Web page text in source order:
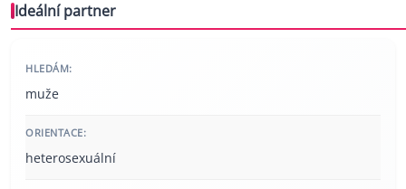
Ideální partner
HLEDÁM:
muže
ORIENTACE:
heterosexuální